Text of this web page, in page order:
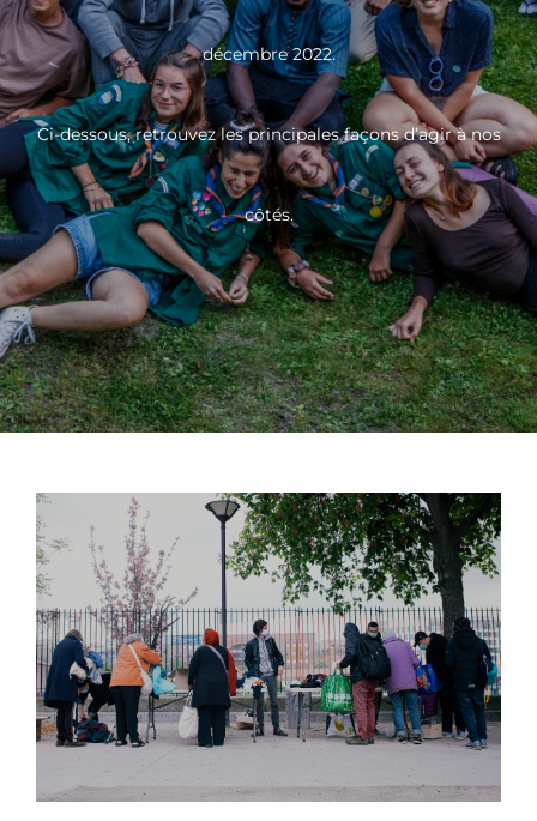
décembre 2022.
Ci-dessous, retrouvez les principales façons d’agir à nos
côtés.